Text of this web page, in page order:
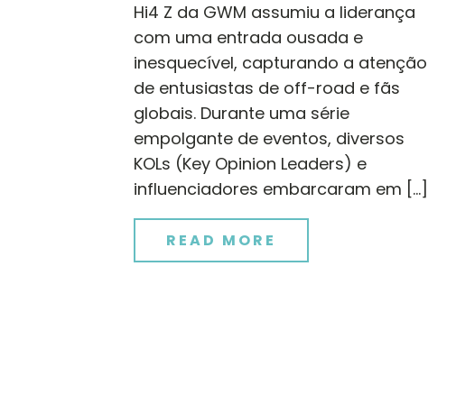
Hi4 Z da GWM assumiu a liderança
com uma entrada ousada e
inesquecível, capturando a atenção
de entusiastas de off-road e fãs
globais. Durante uma série
empolgante de eventos, diversos
KOLs (Key Opinion Leaders) e
influenciadores embarcaram em […]
READ MORE